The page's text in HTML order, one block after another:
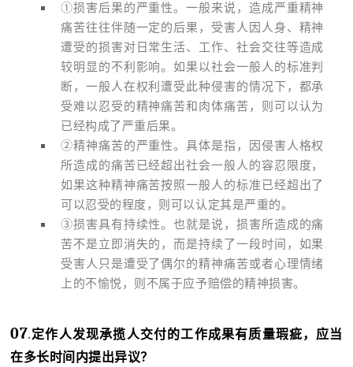
①损害后果的严重性。一般来说，造成严重精神
痛苦往往伴随一定的后果，受害人因人身、精神
遭受的损害对日常生活、工作、社会交往等造成
较明显的不利影响。如果以社会一般人的标准判
断，一般人在权利遭受此种侵害的情况下，都承
受难以忍受的精神痛苦和肉体痛苦，则可以认为
已经构成了严重后果。
②精神痛苦的严重性。具体是指，因侵害人格权
所造成的痛苦已经超出社会一般人的容忍限度，
如果这种精神痛苦按照一般人的标准已经超出了
可以忍受的程度，则可以认定其是严重的。
③损害具有持续性。也就是说，损害所造成的痛
苦不是立即消失的，而是持续了一段时间，如果
受害人只是遭受了偶尔的精神痛苦或者心理情绪
上的不愉悦，则不属于应予赔偿的精神损害。
07.定作人发现承揽人交付的工作成果有质量瑕疵，应当
在多长时间内提出异议？